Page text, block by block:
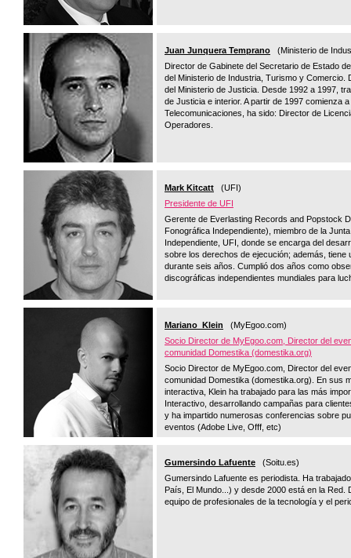
Juan Junquera Temprano (Ministerio de
Director de Gabinete del Secretario de Estado
del Ministerio de Industria, Turismo y
del Ministerio de Justicia. Desde 1992 a 1997,
de Justicia e interior. A partir de 1997 comienza
Telecomunicaciones, ha sido: Director de
Operadores.
Mark Kitcatt (UFI)
Presidente de UFI
Gerente de Everlasting Records and Popstock
Fonográfica Independiente), miembro de la
Independiente, UFI, donde se encarga del
sobre los derechos de ejecución; además, tiene
durante seis años. Cumplió dos años como
discográficas independientes mundiales para
Mariano Klein (MyEgoo.com)
Socio Director de MyEgoo.com, Director del
comunidad Domestika (domestika.org)
Socio Director de MyEgoo.com, Director del
comunidad Domestika (domestika.org). En sus
interactiva, Klein ha trabajado para las más
Interactivo, desarrollando campañas para
y ha impartido numerosas conferencias sobre
eventos (Adobe Live, Offf, etc)
Gumersindo Lafuente (Soitu.es)
Gumersindo Lafuente es periodista. Ha
País, El Mundo...) y desde 2000 está en la
equipo de profesionales de la tecnología y el